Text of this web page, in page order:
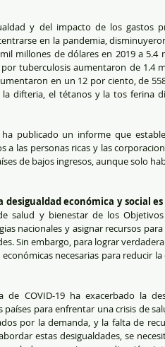
y del impacto de los gastos
en la pandemia,
millones de dólares en 2019 a 5.4
tuberculosis aumentaron de 1.4
en un 12 por ciento, de
difteria, el tétanos y la tos ferina
publicado un informe que
a las personas ricas y las
de bajos ingresos, aunque solo
desigualdad económica y social
salud y bienestar de los
nacionales y asignar recursos
Sin embargo, para lograr
necesarias para reducir
de COVID-19 ha exacerbado la
para enfrentar una crisis de
por la demanda, y la falta de
estas desigualdades, se